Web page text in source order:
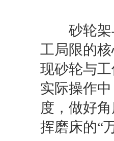
砂轮架与
工局限的
现砂轮与
实际操作
度，做好
挥磨床的“